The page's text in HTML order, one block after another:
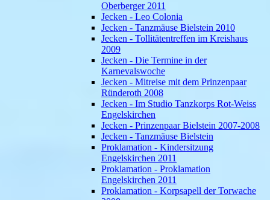
Oberberger 2011
Jecken - Leo Colonia
Jecken - Tanzmäuse Bielstein 2010
Jecken - Tollitätentreffen im Kreishaus
2009
Jecken - Die Termine in der
Karnevalswoche
Jecken - Mitreise mit dem Prinzenpaar
Ründeroth 2008
Jecken - Im Studio Tanzkorps Rot-Weiss
Engelskirchen
Jecken - Prinzenpaar Bielstein 2007-2008
Jecken - Tanzmäuse Bielstein
Proklamation - Kindersitzung
Engelskirchen 2011
Proklamation - Proklamation
Engelskirchen 2011
Proklamation - Korpsapell der Torwache